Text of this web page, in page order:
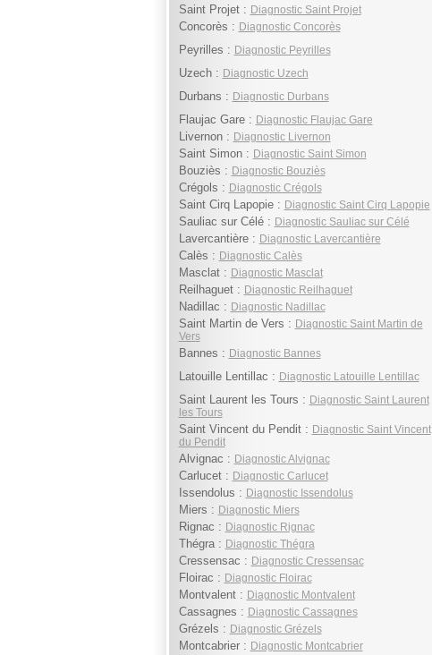
Saint Projet : Diagnostic Saint Projet
Concorès : Diagnostic Concorès
Peyrilles : Diagnostic Peyrilles
Uzech : Diagnostic Uzech
Durbans : Diagnostic Durbans
Flaujac Gare : Diagnostic Flaujac Gare
Livernon : Diagnostic Livernon
Saint Simon : Diagnostic Saint Simon
Bouziès : Diagnostic Bouziès
Crégols : Diagnostic Crégols
Saint Cirq Lapopie : Diagnostic Saint Cirq Lapopie
Sauliac sur Célé : Diagnostic Sauliac sur Célé
Lavercantière : Diagnostic Lavercantière
Calès : Diagnostic Calès
Masclat : Diagnostic Masclat
Reilhaguet : Diagnostic Reilhaguet
Nadillac : Diagnostic Nadillac
Saint Martin de Vers : Diagnostic Saint Martin de
Vers
Bannes : Diagnostic Bannes
Latouille Lentillac : Diagnostic Latouille Lentillac
Saint Laurent les Tours : Diagnostic Saint Laurent
les Tours
Saint Vincent du Pendit : Diagnostic Saint Vincent
du Pendit
Alvignac : Diagnostic Alvignac
Carlucet : Diagnostic Carlucet
Issendolus : Diagnostic Issendolus
Miers : Diagnostic Miers
Rignac : Diagnostic Rignac
Thégra : Diagnostic Thégra
Cressensac : Diagnostic Cressensac
Floirac : Diagnostic Floirac
Montvalent : Diagnostic Montvalent
Cassagnes : Diagnostic Cassagnes
Grézels : Diagnostic Grézels
Montcabrier : Diagnostic Montcabrier